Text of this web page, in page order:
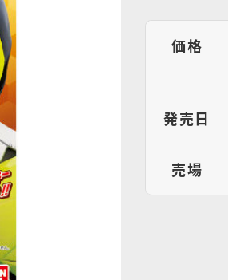
価格
発売日
売場